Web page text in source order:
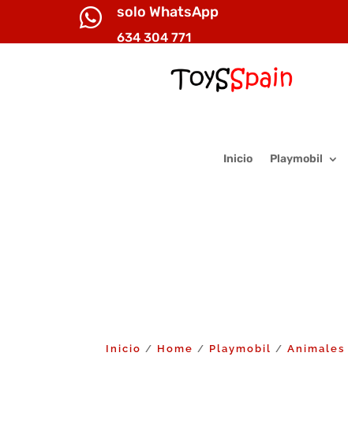
 solo WhatsApp
634 304 771
Inicio Playmobil
Inicio / Home / Playmobil /Animales